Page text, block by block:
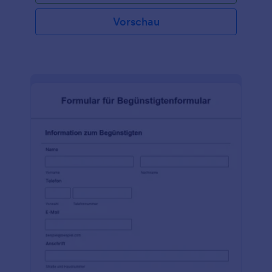
Vorschau